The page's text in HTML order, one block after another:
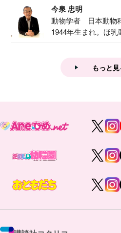
今泉 忠明
動物学者 日本動物
1944年生まれ。ほ
もっと見